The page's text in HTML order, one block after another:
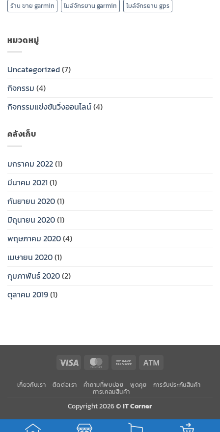
ร้าน ขาย garmin
ไมล์จักรยาน garmin ไมล์จักรยาน gps
หมวดหมู่
Uncategorized(7)
กิจกรรม (4)
กิจกรรมแข่งขันวิ่งออนไลน์(4)
คลังเก็บ
มกราคม 2022(1)
มีนาคม 2021 (1)
กันยายน 2020(1)
มิถุนายน 2020(1)
พฤษภาคม 2020(4)
เมษายน 2020(1)
กุมภาพันธ์ 2020(2)
ตุลาคม 2019(1)
Visa MasterCard Bank
เกี่ยวกับเรา ติดต่อเรา คำถามที่พบบ่อย พูดคุย การรับประกันสินค้า
การเคลมสินค้า
Copyright 2026 ©IT Corner